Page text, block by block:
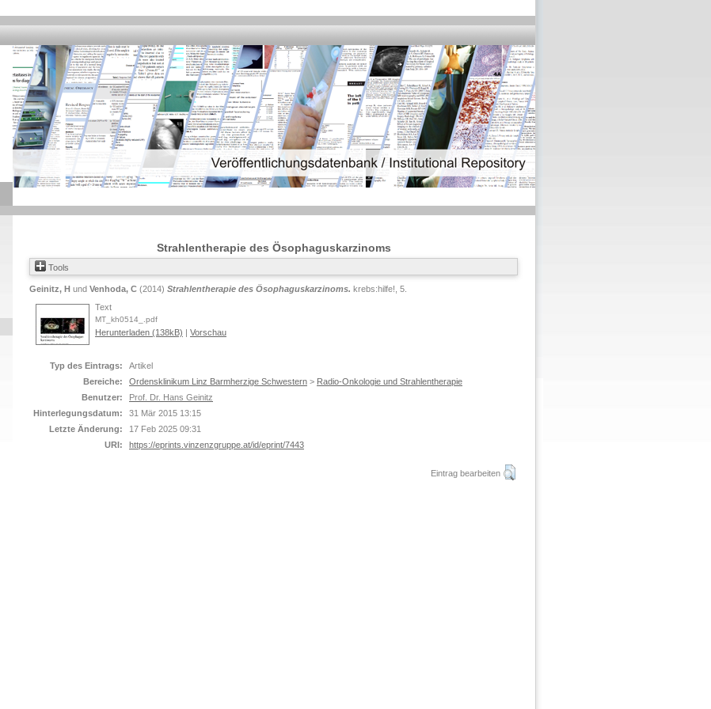
Strahlentherapie des Ösophaguskarzinoms
Tools
Geinitz, H und Venhoda, C (2014) Strahlentherapie des Ösophaguskarzinoms. krebs:hilfe!, 5.
Text
MT_kh0514_.pdf
Herunterladen (138kB) | Vorschau
Typ des Eintrags:
Artikel
Bereiche:
Ordensklinikum Linz Barmherzige Schwestern > Radio-Onkologie und Strahlentherapie
Benutzer:
Prof. Dr. Hans Geinitz
Hinterlegungsdatum:
31 Mär 2015 13:15
Letzte Änderung:
17 Feb 2025 09:31
URI:
https://eprints.vinzenzgruppe.at/id/eprint/7443
Eintrag bearbeiten